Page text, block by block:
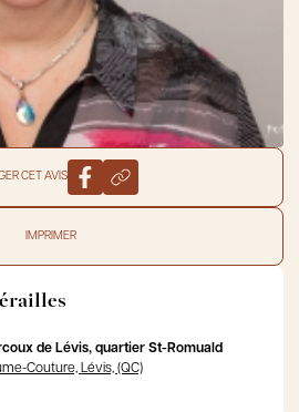
CET AVIS
IMPRIMER
de Lévis, quartier St-Romuald
Couture, Lévis, (QC)